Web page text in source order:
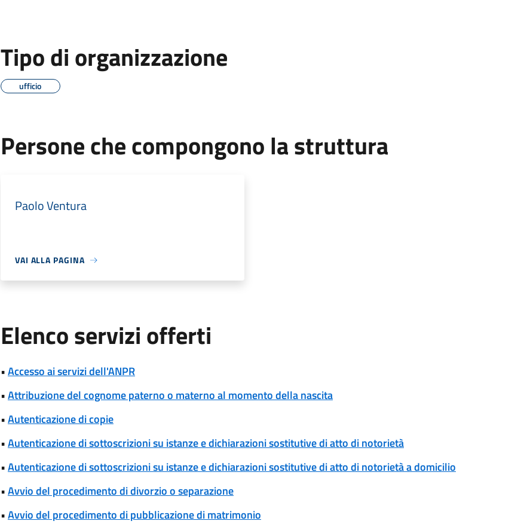
Tipo di organizzazione
ufficio
Persone che compongono la struttura
Paolo Ventura
VAI ALLA PAGINA
Elenco servizi offerti
•Accesso ai servizi dell'ANPR
•Attribuzione del cognome paterno o materno al momento della nascita
•Autenticazione di copie
•Autenticazione di sottoscrizioni su istanze e dichiarazioni sostitutive di atto di notorietà
•Autenticazione di sottoscrizioni su istanze e dichiarazioni sostitutive di atto di notorietà a domicilio
•Avvio del procedimento di divorzio o separazione
•Avvio del procedimento di pubblicazione di matrimonio